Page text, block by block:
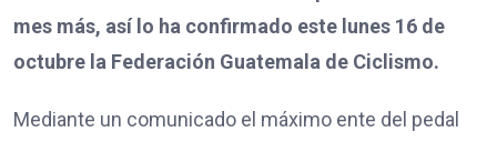
mes más, así lo ha confirmado este lunes 16 de
octubre la Federación Guatemala de Ciclismo.
Mediante un comunicado el máximo ente del pedal